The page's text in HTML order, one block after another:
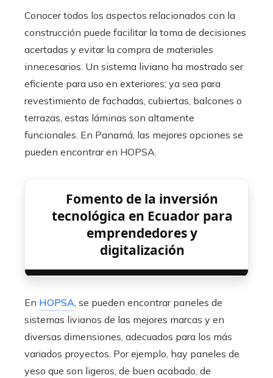
Conocer todos los aspectos relacionados con la
construcción puede facilitar la toma de decisiones
acertadas y evitar la compra de materiales
innecesarios. Un sistema liviano ha mostrado ser
eficiente para uso en exteriores; ya sea para
revestimiento de fachadas, cubiertas, balcones o
terrazas, estas láminas son altamente
funcionales. En Panamá, las mejores opciones se
pueden encontrar en HOPSA.
Fomento de la inversión
tecnológica en Ecuador para
emprendedores y
digitalización
En HOPSA, se pueden encontrar paneles de
sistemas livianos de las mejores marcas y en
diversas dimensiones, adecuados para los más
variados proyectos. Por ejemplo, hay paneles de
yeso que son ligeros, de buen acabado, de